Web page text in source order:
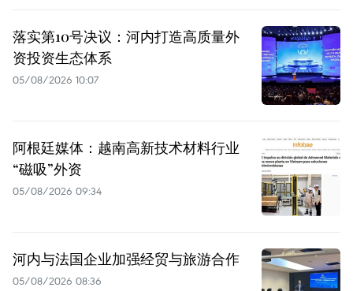
落实第10号决议：河内打造高质量外
资投资生态体系
05/08/2026 10:07
阿根廷媒体：越南高新技术材料行业
“磁吸”外资
05/08/2026 09:34
河内与法国企业加强经贸与旅游合作
05/08/2026 08:36